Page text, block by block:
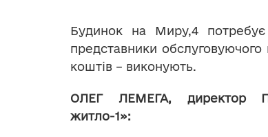
Будинок на Миру,4
представники обслуговуючого
коштів – виконують.
ОЛЕГ ЛЕМЕГА, директор
житло-1»: